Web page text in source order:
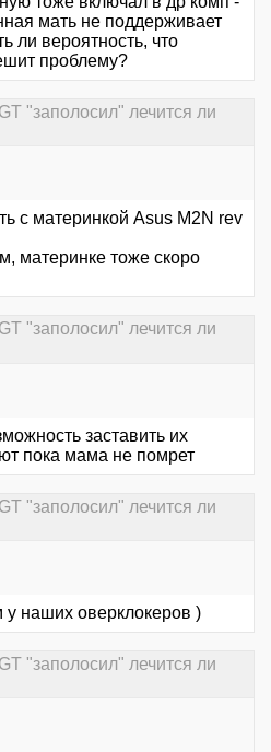
мать не поддерживает
ли вероятность, что
проблему?
"заполосил" лечится ли
с материнкой Asus M2N rev
материнке тоже скоро
"заполосил" лечится ли
заставить их
пока мама не помрет
"заполосил" лечится ли
у наших оверклокеров )
"заполосил" лечится ли